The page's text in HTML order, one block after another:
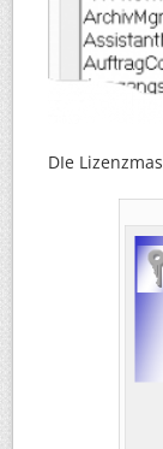
DIe